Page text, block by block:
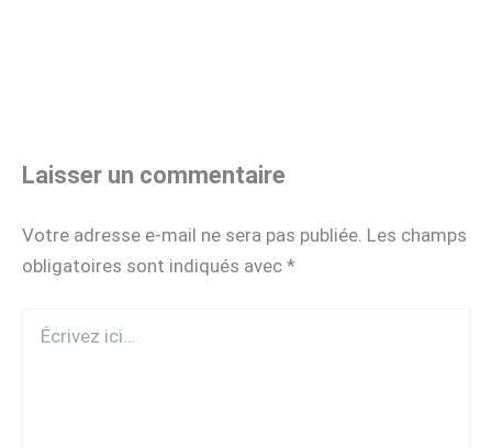
Laisser un commentaire
Votre adresse e-mail ne sera pas publiée. Les champs
obligatoires sont indiqués avec *
ici…